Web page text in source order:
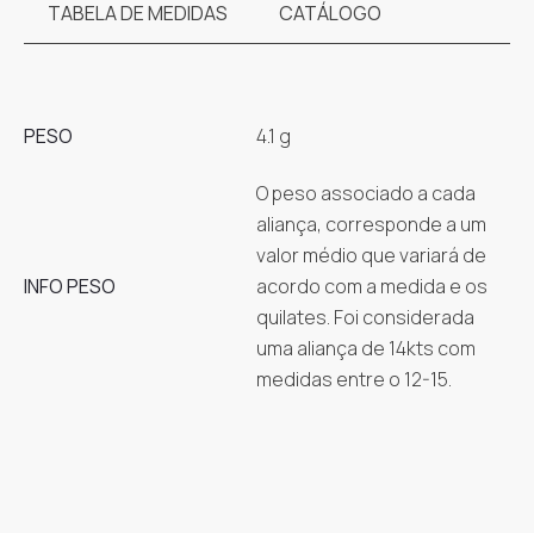
TABELA DE MEDIDAS CATÁLOGO
PESO 4.1 g
INFO PESO
O peso associado a cada
aliança, corresponde a um
valor médio que variará de
acordo com a medida e os
quilates. Foi considerada
uma aliança de 14kts com
medidas entre o 12-15.